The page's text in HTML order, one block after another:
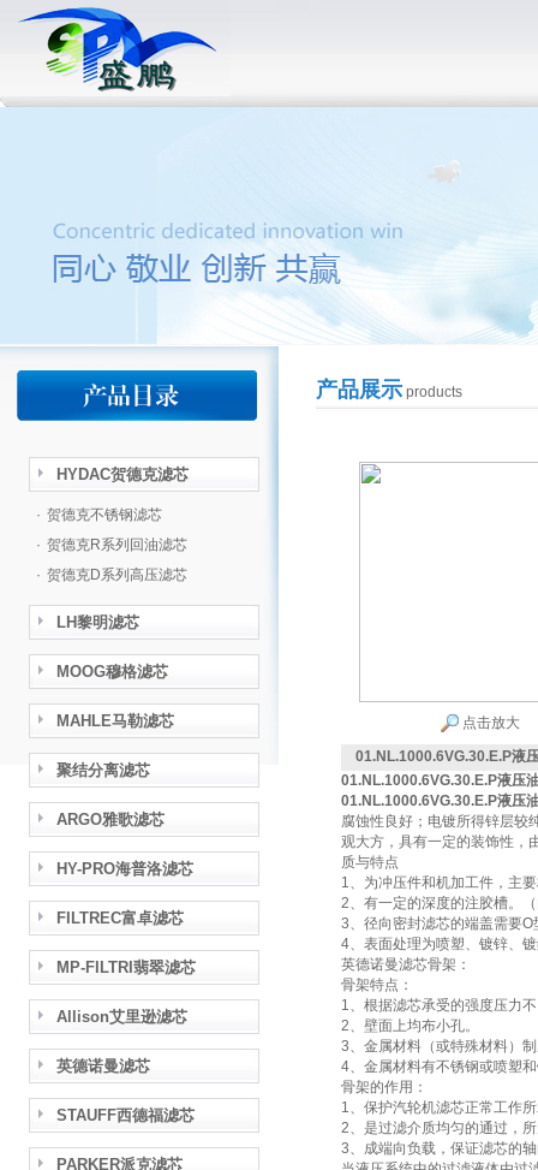
HYDAC贺德克滤芯
· 贺德克不锈钢滤芯
· 贺德克R系列回油滤芯
· 贺德克D系列高压滤芯
LH黎明滤芯
MOOG穆格滤芯
MAHLE马勒滤芯
聚结分离滤芯
ARGO雅歌滤芯
HY-PRO海普洛滤芯
FILTREC富卓滤芯
MP-FILTRI翡翠滤芯
Allison艾里逊滤芯
英德诺曼滤芯
STAUFF西德福滤芯
PARKER派克滤芯
产品展示products
点击放大
01.NL.1000.6VG.30.E.P液
01.NL.1000.6VG.30.E.P液压
01.NL.1000.6VG.30.E.P液压
腐蚀性良好；电镀所得锌层较
观大方，具有一定的装饰性，
质与特点
1、为冲压件和机加工件，主
2、有一定的深度的注胶槽。
3、径向密封滤芯的端盖需要
4、表面处理为喷塑、镀锌、
英德诺曼滤芯骨架：
骨架特点：
1、根据滤芯承受的强度压力
2、壁面上均布小孔。
3、金属材料（或特殊材料）
4、金属材料有不锈钢或喷塑
骨架的作用：
1、保护汽轮机滤芯正常工作
2、是过滤介质均匀的通过，
3、成端向负载，保证滤芯的